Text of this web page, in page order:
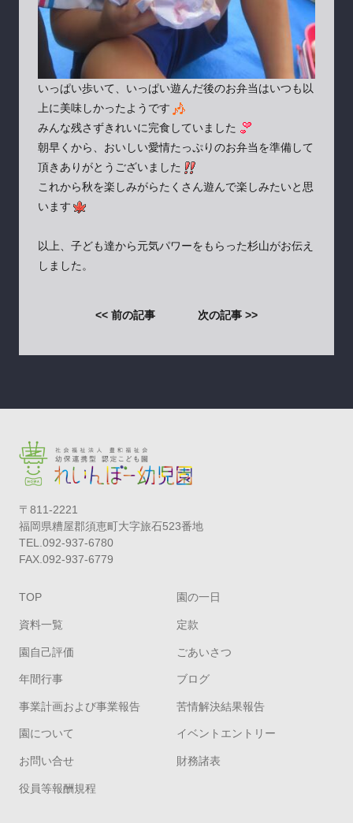
いっぱい歩いて、いっぱい遊んだ後のお弁当はいつも以
上に美味しかったようです
みんな残さずきれいに完食していました
朝早くから、おいしい愛情たっぷりのお弁当を準備して
頂きありがとうございました
これから秋を楽しみがらたくさん遊んで楽しみたいと思
います
以上、子ども達から元気パワーをもらった杉山がお伝え
しました。
<< 前の記事 次の記事 >>
〒811-2221
福岡県糟屋郡須恵町大字旅石523番地
TEL.092-937-6780
FAX.092-937-6779
TOP 園の一日
資料一覧 定款
園自己評価 ごあいさつ
年間行事 ブログ
事業計画および事業報告 苦情解決結果報告
園について イベントエントリー
お問い合せ 財務諸表
役員等報酬規程